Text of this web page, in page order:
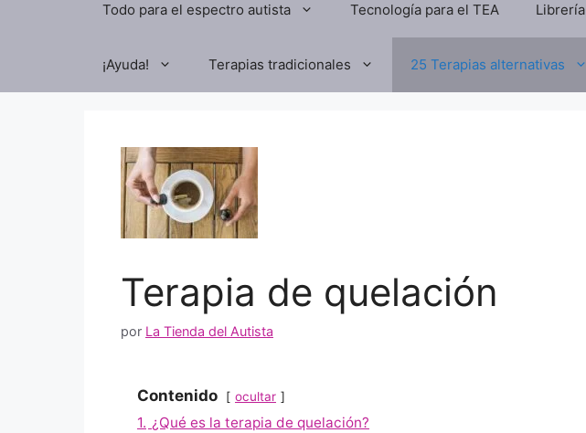
Todo para el espectro autista Tecnología para el TEA Librería
¡Ayuda! Terapias tradicionales 25 Terapias alternativas
Terapia de quelación
por La Tienda del Autista
Contenido ocultar
1. ¿Qué es la terapia de quelación?